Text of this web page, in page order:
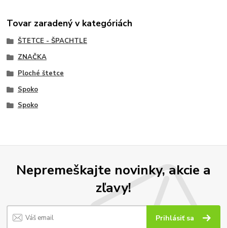
Tovar zaradený v kategóriách
ŠTETCE - ŠPACHTLE
ZNAČKA
Ploché štetce
Spoko
Spoko
Nepremeškajte novinky, akcie a
zľavy!
Prihlásiť sa